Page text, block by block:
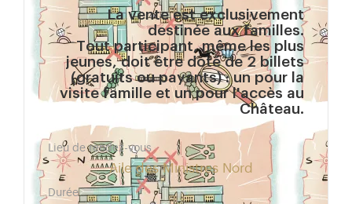
La vente est exclusivement
destinée aux familles.
Tout participant, même les plus
jeunes, doit être doté de 2 billets
(gratuits ou payants) : un pour la
visite famille et un pour l'accès au
Château.
Lieu de rendez-vous
Aile des Ministres Nord
Durée